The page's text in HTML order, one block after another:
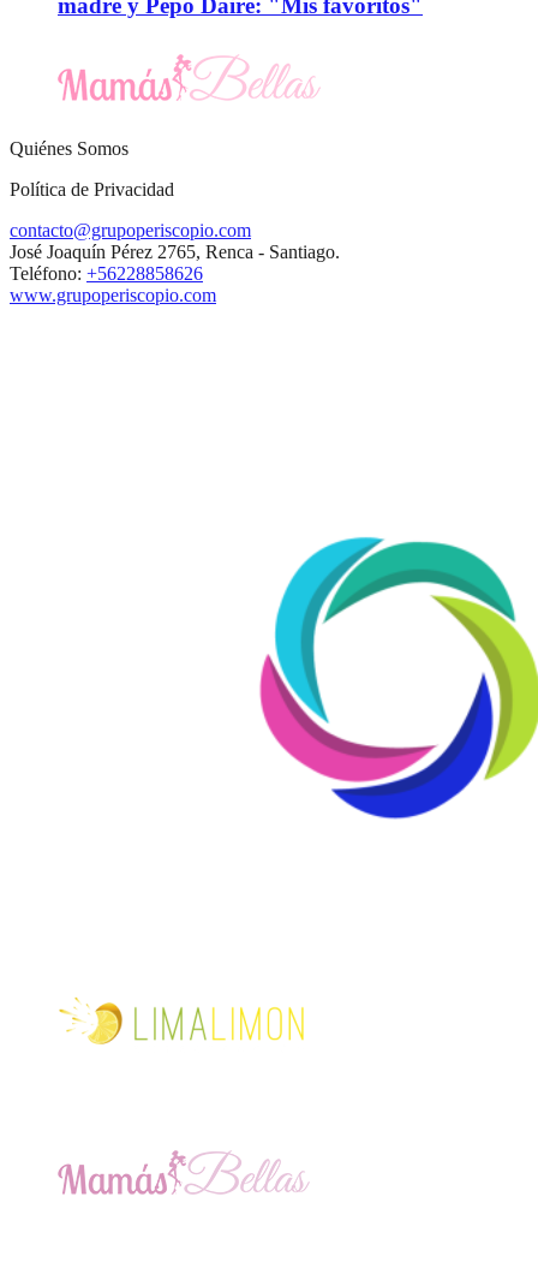
madre y Pepo Daire: "Mis favoritos"
Quiénes Somos
Política de Privacidad
contacto@grupoperiscopio.com
José Joaquín Pérez 2765, Renca - Santiago.
Teléfono: +56228858626
www.grupoperiscopio.com